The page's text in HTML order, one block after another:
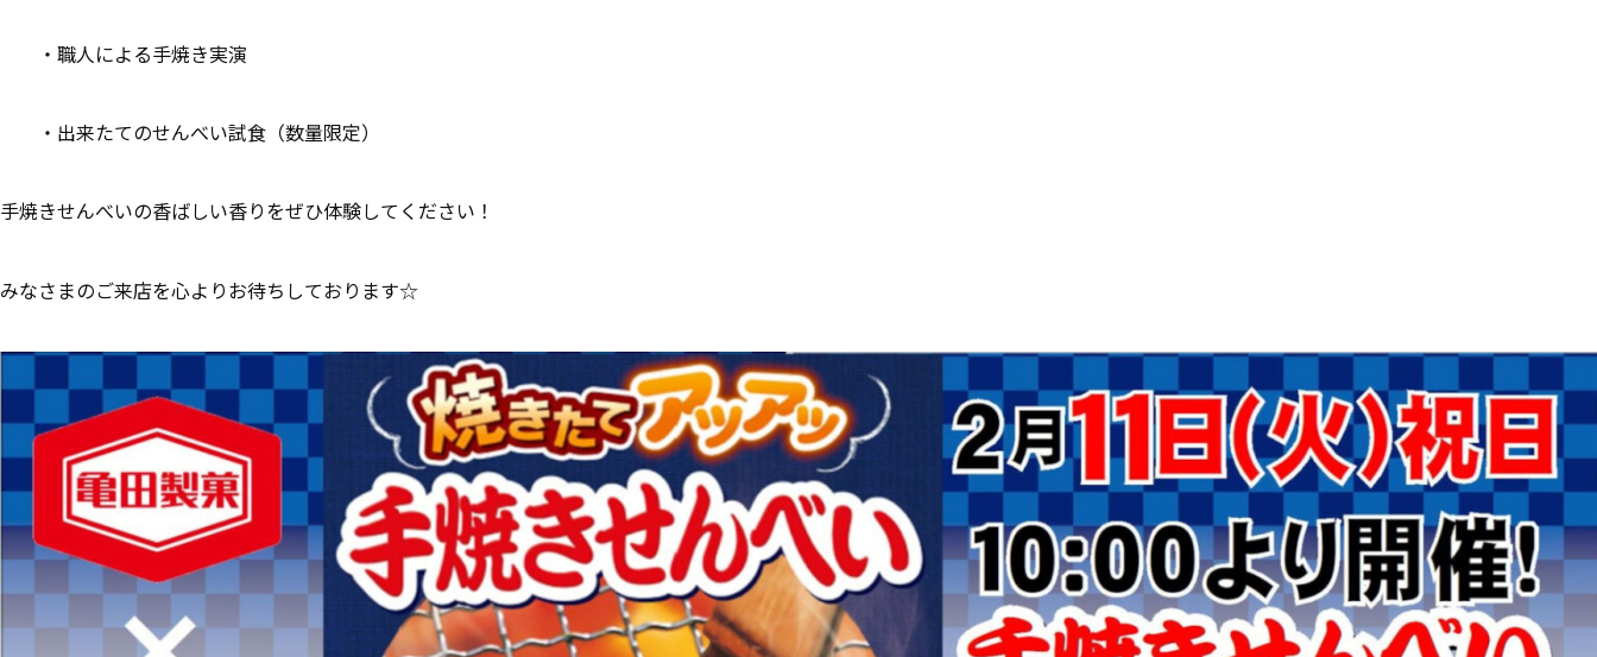
・職人による手焼き実演
・出来たてのせんべい試食（数量限定）
手焼きせんべいの香ばしい香りをぜひ体験してください！
みなさまのご来店を心よりお待ちしております☆